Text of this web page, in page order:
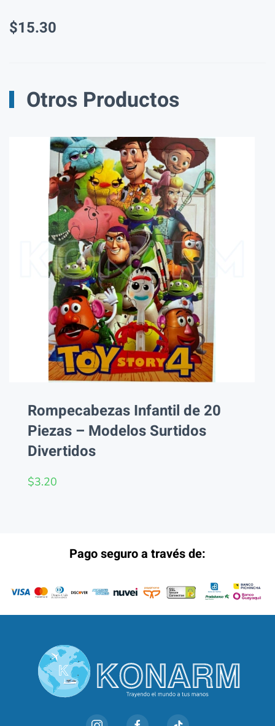
didácticos
$15.30
Otros Productos
Rompecabezas Infantil de 20
Piezas – Modelos Surtidos
Divertidos
$3.20
Pago seguro a través de: